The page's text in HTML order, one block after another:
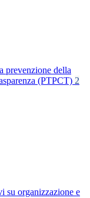
prevenzione della
(PTPCT) 2
su organizzazione e